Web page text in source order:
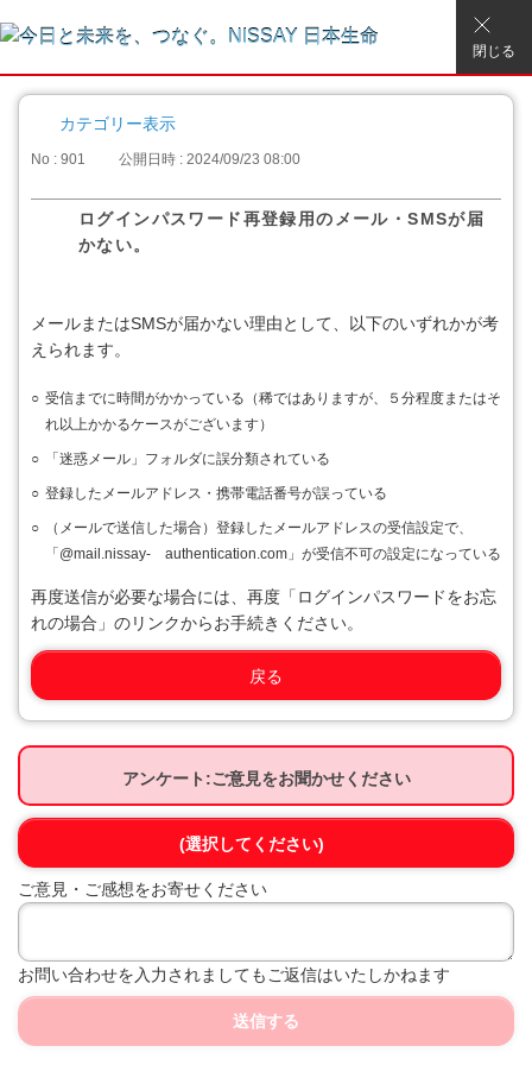
閉じる
カテゴリー表示
No : 901 公開日時 : 2024/09/23 08:00
ログインパスワード再登録用のメール・SMSが届
かない。
メールまたはSMSが届かない理由として、以下のいずれかが考
えられます。
○ 受信までに時間がかかっている（稀ではありますが、５分程度またはそ
れ以上かかるケースがございます）
○ 「迷惑メール」フォルダに誤分類されている
○ 登録したメールアドレス・携帯電話番号が誤っている
○
（メールで送信した場合）登録したメールアドレスの受信設定で、
「@mail.nissay- authentication.com」が受信不可の設定になっている
再度送信が必要な場合には、再度「ログインパスワードをお忘
れの場合」のリンクからお手続きください。
戻る
アンケート:ご意見をお聞かせください
(選択してください)
ご意見・ご感想をお寄せください
お問い合わせを入力されましてもご返信はいたしかねます
送信する